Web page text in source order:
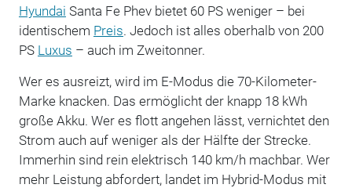
Hyundai Santa Fe Phev bietet 60 PS weniger – bei
identischem Preis. Jedoch ist alles oberhalb von 200
PS Luxus – auch im Zweitonner.
Wer es ausreizt, wird im E-Modus die 70-Kilometer-
Marke knacken. Das ermöglicht der knapp 18 kWh
große Akku. Wer es flott angehen lässt, vernichtet den
Strom auch auf weniger als der Hälfte der Strecke.
Immerhin sind rein elektrisch 140 km/h machbar. Wer
mehr Leistung abfordert, landet im Hybrid-Modus mit